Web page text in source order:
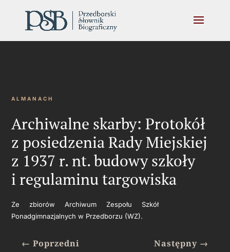
ALMANACH
Archiwalne skarby: Protokół
z posiedzenia Rady Miejskiej
z 1937 r. nt. budowy szkoły
i regulaminu targowiska
Ze zbiorów Archiwum Zespołu Szkół
Ponadgimnazjalnych w Przedborzu (WZ).
←Poprzedni Następny→